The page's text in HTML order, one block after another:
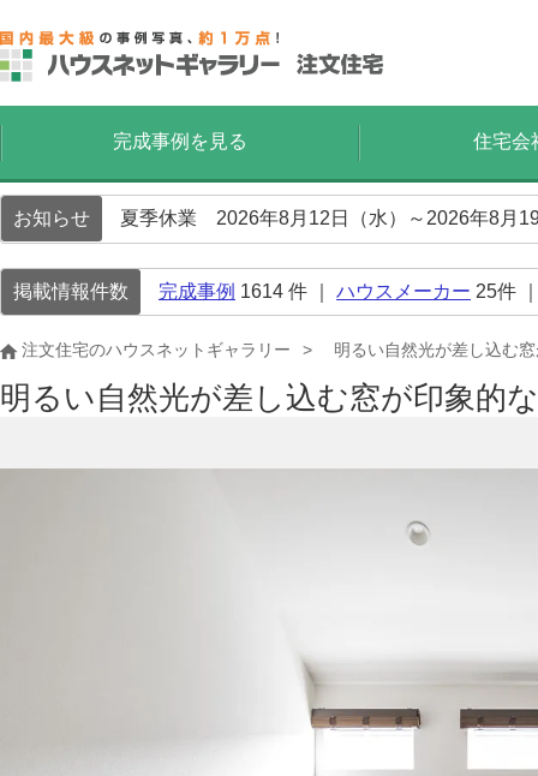
完成事例を見る 住宅会
お知らせ 夏季休業 2026年8月12日（水）～2026年8月
掲載情報件数 完成事例 1614 件 ｜ ハウスメーカー 25件
注文住宅のハウスネットギャラリー 明るい自然光が差し込む
明るい自然光が差し込む窓が印象的